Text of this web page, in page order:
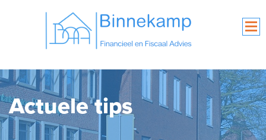
Actuele tips